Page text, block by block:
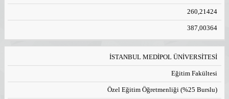
260,21424
387,00364
İSTANBUL MEDİPOL ÜNİVERSİTESİ
Eğitim Fakültesi
Özel Eğitim Öğretmenliği (%25 Burslu)